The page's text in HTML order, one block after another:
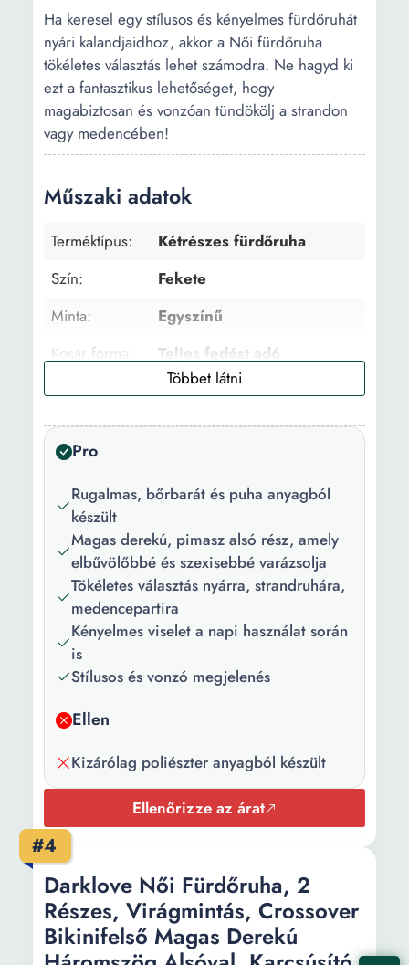
Ha keresel egy stílusos és kényelmes fürdőruhát
nyári kalandjaidhoz, akkor a Női fürdőruha
tökéletes választás lehet számodra. Ne hagyd ki
ezt a fantasztikus lehetőséget, hogy
magabiztosan és vonzóan tündökölj a strandon
vagy medencében!
Műszaki adatok
Terméktípus:
Kétrészes fürdőruha
Szín:
Fekete
Minta:
Egyszínű
Kosár forma:
Teljes fedést adó
Anyag:
Poliészter
Zárószerkezet: Megkötős
Melltartó
típusa:
Merevítő:
Bikini típusa:
Klasszikus
Pro
Rugalmas, bőrbarát és puha anyagból
készült
Magas derekú, pimasz alsó rész, amely
elbűvölőbbé és szexisebbé varázsolja
Tökéletes választás nyárra, strandruhára,
medencepartira
Kényelmes viselet a napi használat során
is
Stílusos és vonzó megjelenés
Ellen
Kizárólag poliészter anyagból készült
Ellenőrizze az árat
#4
Darklove Női Fürdőruha, 2
Részes, Virágmintás, Crossover
Bikinifelső Magas Derekú